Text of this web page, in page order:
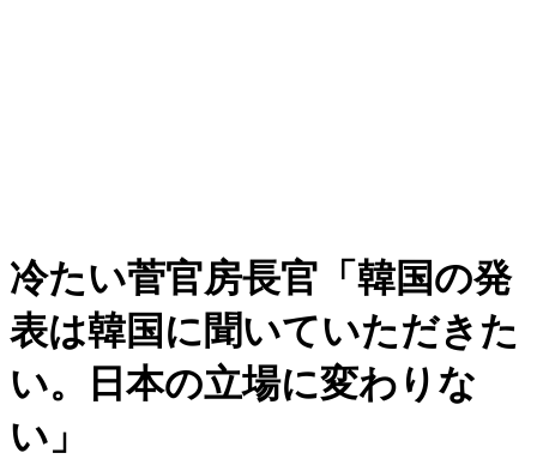
冷たい菅官房長官「韓国の発
表は韓国に聞いていただきた
い。日本の立場に変わりな
い」